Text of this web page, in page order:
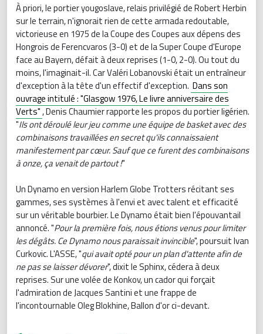
À priori, le portier yougoslave, relais privilégié de Robert Herbin
sur le terrain, n'ignorait rien de cette armada redoutable,
victorieuse en 1975 de la Coupe des Coupes aux dépens des
Hongrois de Ferencvaros (3-0) et de la Super Coupe d'Europe
face au Bayern, défait à deux reprises (1-0, 2-0). Ou tout du
moins, l'imaginait-il. Car Valéri Lobanovski était un entraîneur
d'exception à la tête d'un effectif d'exception. Dans son
ouvrage intitulé : "Glasgow 1976, Le livre anniversaire des
Verts", Denis Chaumier rapporte les propos du portier ligérien.
"Ils ont déroulé leur jeu comme une équipe de basket avec des
combinaisons travaillées en secret qu'ils connaissaient
manifestement par cœur. Sauf que ce furent des combinaisons
à onze, ça venait de partout !"
Un Dynamo en version Harlem Globe Trotters récitant ses
gammes, ses systèmes à l'envi et avec talent et efficacité
sur un véritable bourbier. Le Dynamo était bien l'épouvantail
annoncé. "Pour la première fois, nous étions venus pour limiter
les dégâts. Ce Dynamo nous paraissait invincible", poursuit Ivan
Curkovic. L'ASSE, "qui avait opté pour un plan d'attente afin de
ne pas se laisser dévorer", dixit le Sphinx, cédera à deux
reprises. Sur une volée de Konkov, un cador qui forçait
l'admiration de Jacques Santini et une frappe de
l'incontournable Oleg Blokhine, Ballon d'or ci-devant.